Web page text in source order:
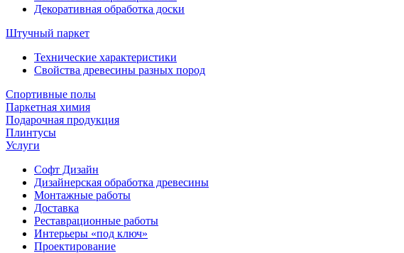
Декоративная обработка доски
Штучный паркет
Технические характеристики
Свойства древесины разных пород
Спортивные полы
Паркетная химия
Подарочная продукция
Плинтусы
Услуги
Софт Дизайн
Дизайнерская обработка древесины
Монтажные работы
Доставка
Реставрационные работы
Интерьеры «под ключ»
Проектирование